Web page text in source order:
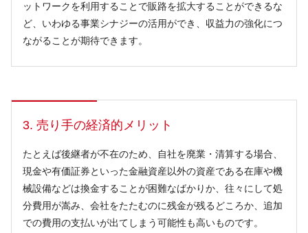
ットワークを利用することで販路を拡大することができるな
ど、いわゆる事業シナジーの活用ができ、収益力の強化につ
ながることが期待できます。
3. 売り手の経済的メリット
たとえば後継者が不在のため、自社を廃業・清算する場合、
現金や有価証券といった金融資産以外の資産である在庫や機
械設備などは換金することが困難なばかりか、往々にして処
分費用が嵩み、会社をたたむのに残金が残るどころか、追加
での費用の支払いが出てしまう可能性も高いものです。